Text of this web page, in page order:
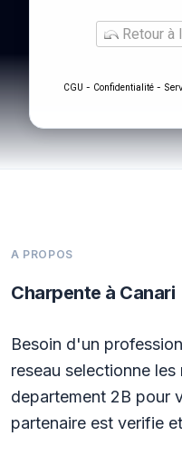
Retour à
CGU - Confidentialité -
A PROPOS
Charpente à Canari
Besoin d'un
reseau selectionne
departement 2B pour
partenaire est verifie